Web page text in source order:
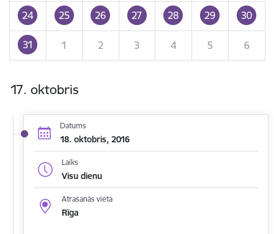
24 25 26 27 28 29 30
31 1 2 3 4 5 6
17. oktobris
Datums
18. oktobris, 2016
Laiks
Visu dienu
Atrašanās vieta
Rīga